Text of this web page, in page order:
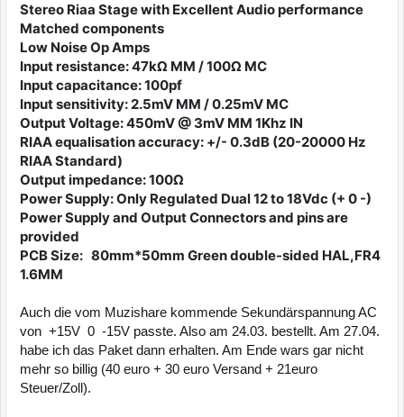
Stereo Riaa Stage with Excellent Audio performance
Matched components
Low Noise Op Amps
Input resistance: 47kΩ MM / 100Ω MC
Input capacitance: 100pf
Input sensitivity: 2.5mV MM / 0.25mV MC
Output Voltage: 450mV @ 3mV MM 1Khz IN
RIAA equalisation accuracy: +/- 0.3dB (20-20000 Hz
RIAA Standard)
Output impedance: 100Ω
Power Supply: Only Regulated Dual 12 to 18Vdc (+ 0 -)
Power Supply and Output Connectors and pins are
provided
PCB Size: 80mm*50mm Green double-sided HAL,FR4
1.6MM
Auch die vom Muzishare kommende Sekundärspannung AC
von +15V 0 -15V passte. Also am 24.03. bestellt. Am 27.04.
habe ich das Paket dann erhalten. Am Ende wars gar nicht
mehr so billig (40 euro + 30 euro Versand + 21euro
Steuer/Zoll).